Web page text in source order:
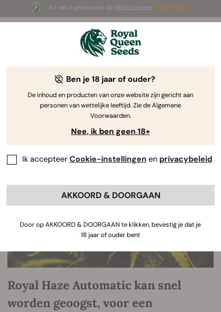
4.7 van 5 gebaseerd op 58653 reviews
☀️ Summer Sales: tot wel 50% korting
op geselecteerde producten! ⏤
The RQS Blog
Cannabis Lifestyle Blogs
Royal Haze Automatic kan snel
worden geoogst, voor een
Ben je 18 jaar of ouder?
De inhoud en producten van onze website zijn gericht aan
personen van wettelijke leeftijd. Zie de Algemene
Voorwaarden.
Nee, ik ben geen 18+
Ik accepteerCookie-instellingen en privacybeleid
AKKOORD & DOORGAAN
Door op AKKOORD & DOORGAAN te klikken, bevestig je dat je
18 jaar of ouder bent